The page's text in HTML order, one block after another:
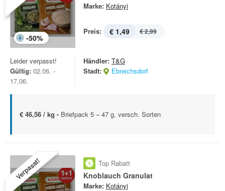
-50%
Marke: Kotányi
Preis: € 1,49 € 2,99
Leider verpasst!
Gültig: 02.06. -
17.06.
Händler: T&G
Stadt:
Ebreichsdorf
€ 46,56 / kg - Briefpack 5 – 47 g, versch. Sorten
Verpasst! Top Rabatt
Knoblauch Granulat
Marke: Kotányi